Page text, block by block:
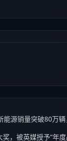
能源销量突破80万
，被英媒授予“年度